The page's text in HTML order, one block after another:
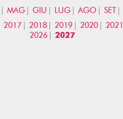
MAG GIU LUG AGO SET
2017 2018 2019 2020 2021
2026
2027